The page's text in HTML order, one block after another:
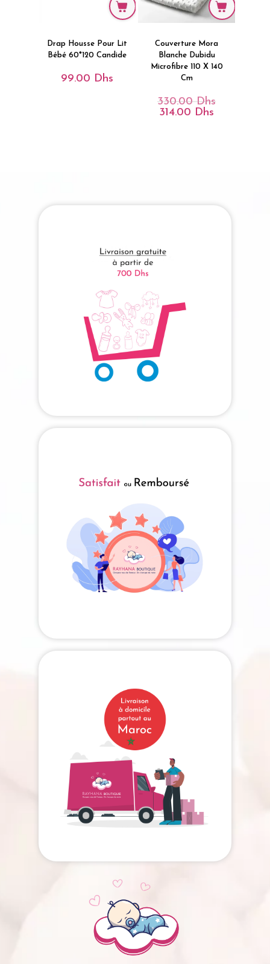
Drap Housse Pour Lit
Bébé 60*120 Candide
99.00 Dhs
Couverture Mora
Blanche Dubidu
Microfibre 110 X 140
Cm
330.00DhsLe
314.00 Dhs